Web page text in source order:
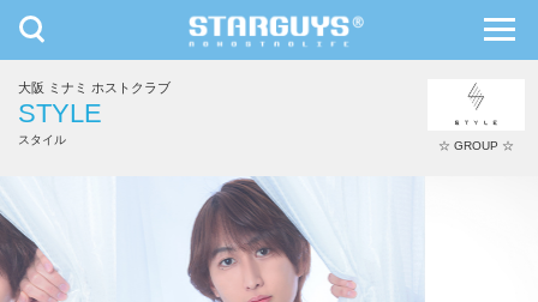
九州・沖縄 北海道・東北
toggle
navigation
大阪 ミナミ ホストクラブ
STYLE
スタイル ☆ GROUP ☆
夜凪 幸輝